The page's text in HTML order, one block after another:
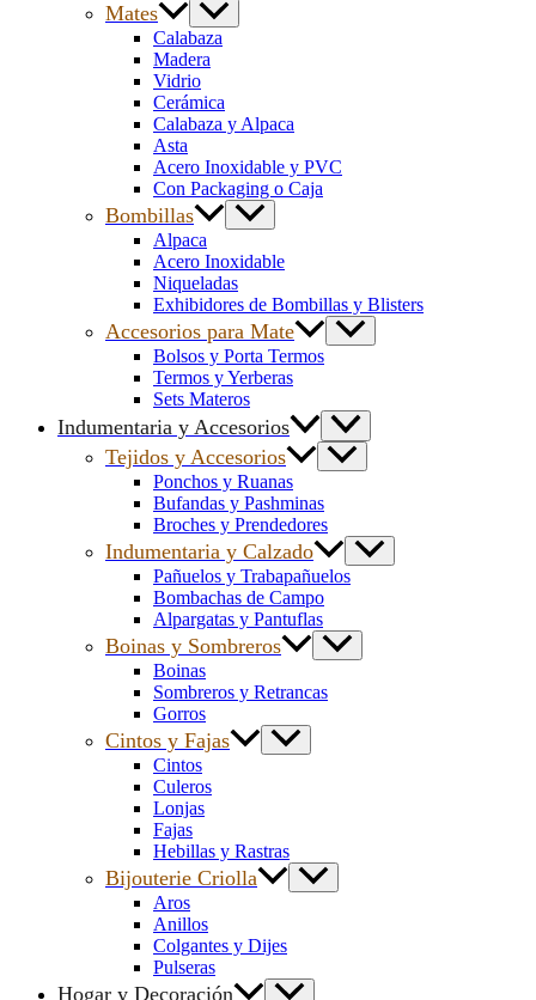
Mates
Calabaza
Madera
Vidrio
Cerámica
Calabaza y Alpaca
Asta
Acero Inoxidable y PVC
Con Packaging o Caja
Bombillas
Alpaca
Acero Inoxidable
Niqueladas
Exhibidores de Bombillas y Blisters
Accesorios para Mate
Bolsos y Porta Termos
Termos y Yerberas
Sets Materos
Indumentaria y Accesorios
Tejidos y Accesorios
Ponchos y Ruanas
Bufandas y Pashminas
Broches y Prendedores
Indumentaria y Calzado
Pañuelos y Trabapañuelos
Bombachas de Campo
Alpargatas y Pantuflas
Boinas y Sombreros
Boinas
Sombreros y Retrancas
Gorros
Cintos y Fajas
Cintos
Culeros
Lonjas
Fajas
Hebillas y Rastras
Bijouterie Criolla
Aros
Anillos
Colgantes y Dijes
Pulseras
Hogar y Decoración